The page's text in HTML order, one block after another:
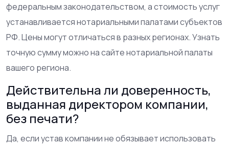
федеральным законодательством, а стоимость услуг
устанавливается нотариальными палатами субъектов
РФ. Цены могут отличаться в разных регионах. Узнать
точную сумму можно на сайте нотариальной палаты
вашего региона.
Действительна ли доверенность,
выданная директором компании,
без печати?
Да, если устав компании не обязывает использовать